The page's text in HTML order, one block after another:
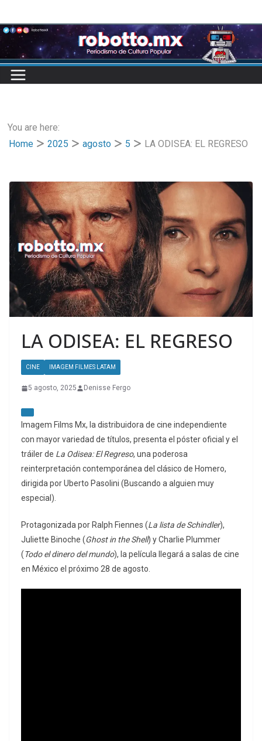
to
content
You are here:
Home
2025 agosto 5 LA ODISEA: EL REGRESO
LA ODISEA: EL REGRESO
CINE IMAGEM FILMES LATAM
5 agosto, 2025 Denisse Fergo
Imagem Films Mx, la distribuidora de cine independiente
con mayor variedad de títulos, presenta el póster oficial y el
tráiler de La Odisea: El Regreso, una poderosa
reinterpretación contemporánea del clásico de Homero,
dirigida por Uberto Pasolini (Buscando a alguien muy
especial).
Protagonizada por Ralph Fiennes (La lista de Schindler),
Juliette Binoche (Ghost in the Shell) y Charlie Plummer
(Todo el dinero del mundo), la película llegará a salas de cine
en México el próximo 28 de agosto.